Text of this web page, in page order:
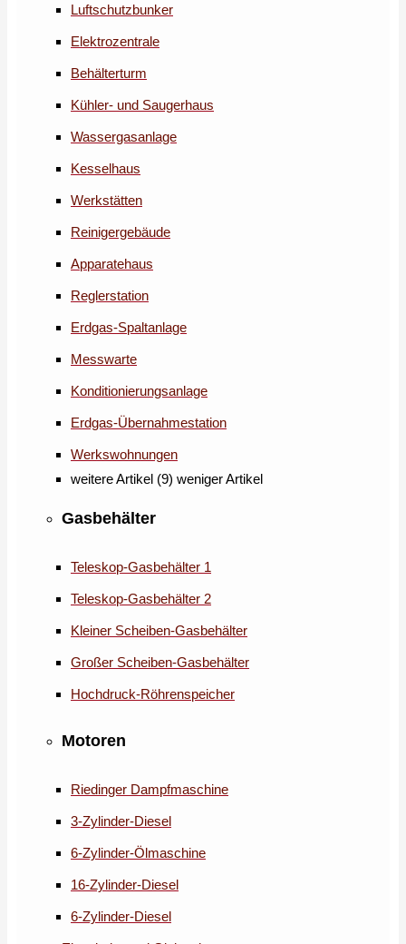
Luftschutzbunker
Elektrozentrale
Behälterturm
Kühler- und Saugerhaus
Wassergasanlage
Kesselhaus
Werkstätten
Reinigergebäude
Apparatehaus
Reglerstation
Erdgas-Spaltanlage
Messwarte
Konditionierungsanlage
Erdgas-Übernahmestation
Werkswohnungen
weitere Artikel (9) weniger Artikel
Gasbehälter
Teleskop-Gasbehälter 1
Teleskop-Gasbehälter 2
Kleiner Scheiben-Gasbehälter
Großer Scheiben-Gasbehälter
Hochdruck-Röhrenspeicher
Motoren
Riedinger Dampfmaschine
3-Zylinder-Diesel
6-Zylinder-Ölmaschine
16-Zylinder-Diesel
6-Zylinder-Diesel